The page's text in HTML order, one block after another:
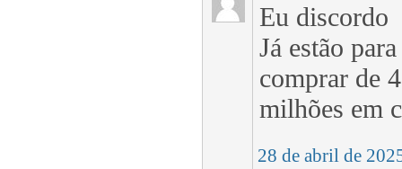
Eu discordo
Já estão
comprar de
milhões em
28 de abril de